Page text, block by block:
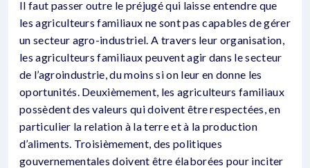
Il faut passer outre le préjugé qui laisse entendre que
les agriculteurs familiaux ne sont pas capables de gérer
un secteur agro-industriel. A travers leur organisation,
les agriculteurs familiaux peuvent agir dans le secteur
de l’agroindustrie, du moins si on leur en donne les
oportunités. Deuxièmement, les agriculteurs familiaux
possèdent des valeurs qui doivent être respectées, en
particulier la relation à la terre et à la production
d’aliments. Troisièmement, des politiques
gouvernementales doivent être élaborées pour inciter